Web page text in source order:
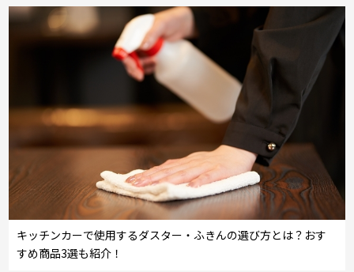
キッチンカーで使用するダスター・ふきんの選び方とは？おす
すめ商品3選も紹介！